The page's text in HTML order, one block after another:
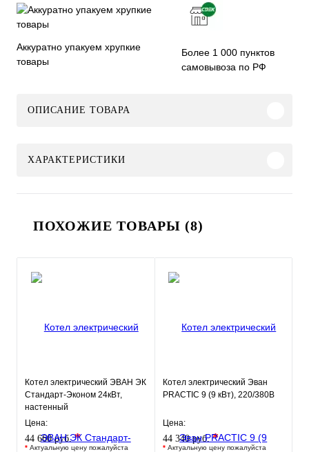
Аккуратно упакуем хрупкие
товары
Более 1 000 пунктов
самовывоза по РФ
ОПИСАНИЕ ТОВАРА
ХАРАКТЕРИСТИКИ
ПОХОЖИЕ ТОВАРЫ (8)
Котел электрический ЭВАН ЭК
Стандарт-Эконом 24кВт,
настенный
Цена:
44 660 руб.*
* Актуальную цену пожалуйста
Котел электрический Эван
PRACTIC 9 (9 кВт), 220/380В
Цена:
44 340 руб.*
* Актуальную цену пожалуйста